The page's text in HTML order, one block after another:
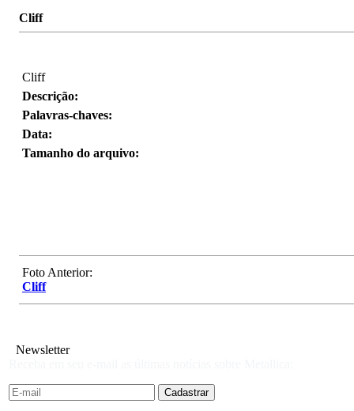
Cliff
Cliff
Descrição:
Palavras-chaves:
Data:
Tamanho do arquivo:
Foto Anterior:
Cliff
Newsletter